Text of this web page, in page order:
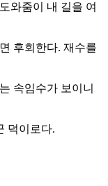
와줌이 내 길을 여
후회한다. 재수를
속임수가 보이니
덕이로다.